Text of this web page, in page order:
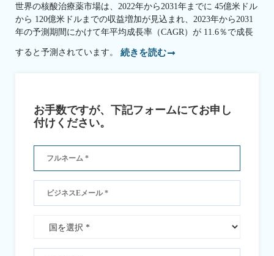
世界の核酸治療薬市場は、2022年から2031年までに 45億米ドル
から 120億米ドルまでの収益増加が見込まれ、2023年から2031
年の予測期間にかけて年平均成長率（CAGR）が 11.6％で成長
すると予測されています。 続きを読む
お手数ですが、下記フォームにてお申し
付けください。